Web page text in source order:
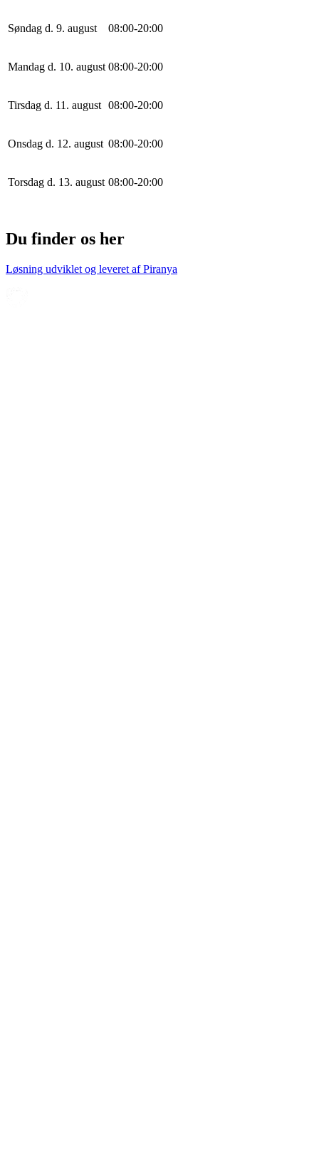
Søndag d. 9. august 08:00-20:00
Mandag d. 10. august 08:00-20:00
Tirsdag d. 11. august 08:00-20:00
Onsdag d. 12. august 08:00-20:00
Torsdag d. 13. august 08:00-20:00
Du finder os her
Løsning udviklet og leveret afPiranya